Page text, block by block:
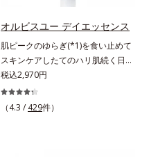
ち。さらに、塗るたびにうれしいス
キンケア効果も加えました。バリア
とアルニカ花エキス(*3)が、紫外線
ダメージ(*4)にもゆらぎにくいすこ
やかな肌に整え、ローズヒップエキ
ス(*5)と浸透型コラーゲン(*6)が透
明感を引き出し、肌のハリ感をサポ
オルビスユー デイエッセンス
肌ピークのゆらぎ(*1)を食い止めて
スキンケアしたてのハリ肌続く日中
用美容液。起床直後にピークを迎
え、夕方から夜にかけて徐々にダウ
ンするハリのバイオリズムに着目し
税込2,970円
（4.3 / 429件）